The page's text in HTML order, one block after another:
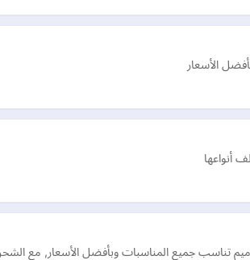
الأسعار
أنواعها
تناسب جميع المناسبات وبأفضل الأسعار, مع